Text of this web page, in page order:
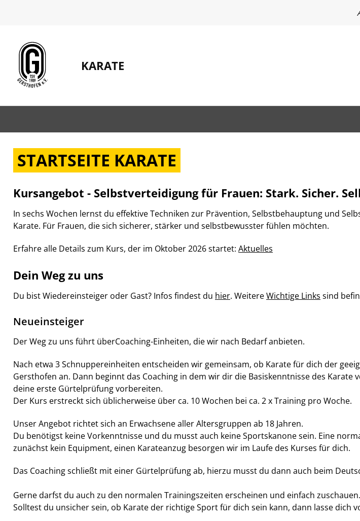
KARATE
STARTSEITE KARATE
Kursangebot - Selbstverteidigung für Frauen: Stark. Sicher.
In sechs Wochen lernst du effektive Techniken zur Prävention, Selbstbehauptung und
Karate. Für Frauen, die sich sicherer, stärker und selbstbewusster fühlen möchten.
Erfahre alle Details zum Kurs, der im Oktober 2026 startet: Aktuelles
Dein Weg zu uns
Du bist Wiedereinsteiger oder Gast? Infos findest du hier. WeitereWichtige Links sind
Neueinsteiger
Der Weg zu uns führt überCoaching-Einheiten, die wir nach Bedarf anbieten.
Nach etwa 3 Schnuppereinheiten entscheiden wir gemeinsam, ob Karate für dich der
Gersthofen an. Dann beginnt das Coaching in dem wir dir die Basiskenntnisse des
deine erste Gürtelprüfung vorbereiten.
Der Kurs erstreckt sich üblicherweise über ca. 10 Wochen bei ca. 2 x Training pro Woche.
Unser Angebot richtet sich an Erwachsene aller Altersgruppen ab 18 Jahren.
Du benötigst keine Vorkenntnisse und du musst auch keine Sportskanone sein. Eine
zunächst kein Equipment, einen Karateanzug besorgen wir im Laufe des Kurses für dich.
Das Coaching schließt mit einer Gürtelprüfung ab, hierzu musst du dann auch beim
Gerne darfst du auch zu den normalen Trainingszeiten erscheinen und einfach
Solltest du unsicher sein, ob Karate der richtige Sport für dich sein kann, dann lasse dich